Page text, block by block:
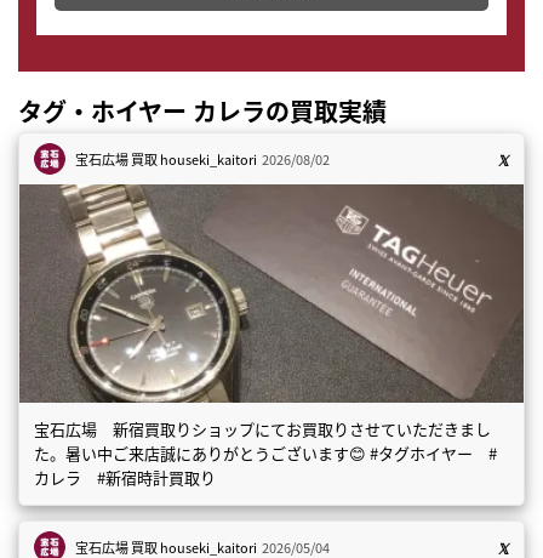
タグ・ホイヤー カレラの買取実績
宝石広場 買取houseki_kaitori 2026/08/02
宝石広場 新宿買取りショップにてお買取りさせていただきまし
た。暑い中ご来店誠にありがとうございます😊 #タグホイヤー #
カレラ #新宿時計買取り
宝石広場 買取houseki_kaitori 2026/05/04